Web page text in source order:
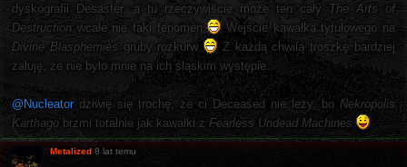
dyskografii Desaster, a tu rzeczywiście może ten cały The Arts of
Destruction wcale nie taki fenomen
Wejście kawałka tytułowego na
Divine Blasphemies gruby rozkurw
Z każdą chwilą troszkę bardziej
żałuję, że nie było mnie na ich śląskim występie.
@Nucleatordziwię się trochę, że ci Deceased nie leży, bo Nekropolis
Karthago brzmi totalnie jak kawałki z Fearless Undead Machines
Metalized 8 lat temu